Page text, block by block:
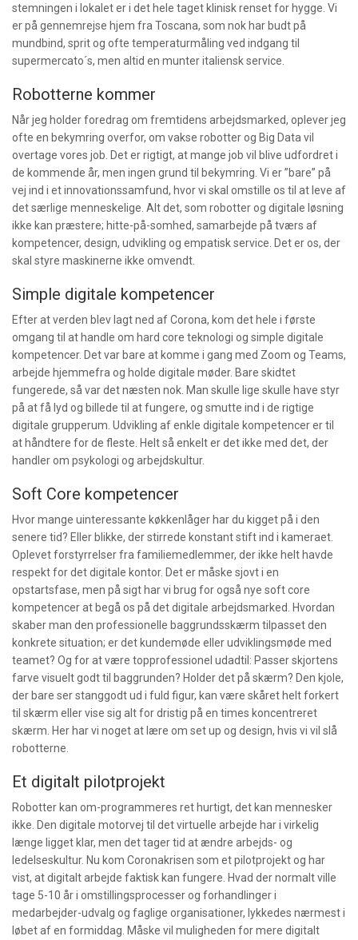
stemningen i lokalet er i det hele taget klinisk renset for hygge. Vi
er på gennemrejse hjem fra Toscana, som nok har budt på
mundbind, sprit og ofte temperaturmåling ved indgang til
supermercato´s, men altid en munter italiensk service.
Robotterne kommer
Når jeg holder foredrag om fremtidens arbejdsmarked, oplever jeg
ofte en bekymring overfor, om vakse robotter og Big Data vil
overtage vores job. Det er rigtigt, at mange job vil blive udfordret i
de kommende år, men ingen grund til bekymring. Vi er ”bare” på
vej ind i et innovationssamfund, hvor vi skal omstille os til at leve af
det særlige menneskelige. Alt det, som robotter og digitale løsning
ikke kan præstere; hitte-på-somhed, samarbejde på tværs af
kompetencer, design, udvikling og empatisk service. Det er os, der
skal styre maskinerne ikke omvendt.
Simple digitale kompetencer
Efter at verden blev lagt ned af Corona, kom det hele i første
omgang til at handle om hard core teknologi og simple digitale
kompetencer. Det var bare at komme i gang med Zoom og Teams,
arbejde hjemmefra og holde digitale møder. Bare skidtet
fungerede, så var det næsten nok. Man skulle lige skulle have styr
på at få lyd og billede til at fungere, og smutte ind i de rigtige
digitale grupperum. Udvikling af enkle digitale kompetencer er til
at håndtere for de fleste. Helt så enkelt er det ikke med det, der
handler om psykologi og arbejdskultur.
Soft Core kompetencer
Hvor mange uinteressante køkkenlåger har du kigget på i den
senere tid? Eller blikke, der stirrede konstant stift ind i kameraet.
Oplevet forstyrrelser fra familiemedlemmer, der ikke helt havde
respekt for det digitale kontor. Det er måske sjovt i en
opstartsfase, men på sigt har vi brug for også nye soft core
kompetencer at begå os på det digitale arbejdsmarked. Hvordan
skaber man den professionelle baggrundsskærm tilpasset den
konkrete situation; er det kundemøde eller udviklingsmøde med
teamet? Og for at være topprofessionel udadtil: Passer skjortens
farve visuelt godt til baggrunden? Holder det på skærm? Den kjole,
der bare ser stanggodt ud i fuld figur, kan være skåret helt forkert
til skærm eller vise sig alt for dristig på en times koncentreret
skærm. Her har vi noget at lære om set up og design, hvis vi vil slå
robotterne.
Et digitalt pilotprojekt
Robotter kan om-programmeres ret hurtigt, det kan mennesker
ikke. Den digitale motorvej til det virtuelle arbejde har i virkelig
længe ligget klar, men det tager tid at ændre arbejds- og
ledelseskultur. Nu kom Coronakrisen som et pilotprojekt og har
vist, at digitalt arbejde faktisk kan fungere. Hvad der normalt ville
tage 5-10 år i omstillingsprocesser og forhandlinger i
medarbejder-udvalg og faglige organisationer, lykkedes nærmest i
løbet af en formiddag. Måske vil muligheden for mere digitalt